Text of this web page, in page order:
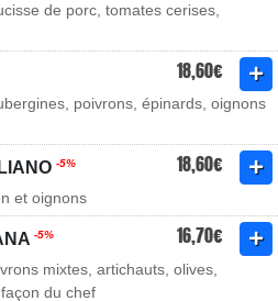
de porc, tomates cerises,
18,60€
poivrons, épinards, oignons
-5% 18,60€
et oignons
-5% 16,70€
mixtes, artichauts, olives,
du chef